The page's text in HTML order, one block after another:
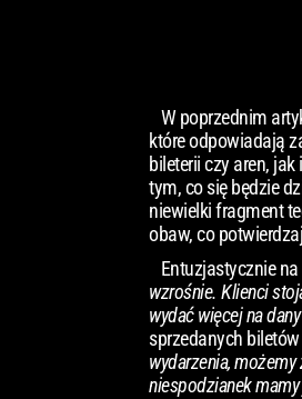
W poprzednim
które odpowiadają
bileterii czy aren,
tym, co się będzie
niewielki fragment
obaw, co
Entuzjastycznie
wzrośnie. Klienci
wydać więcej na
sprzedanych
wydarzenia,
niespodzianek